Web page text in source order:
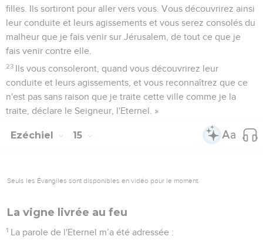
filles. Ils sortiront pour aller vers vous. Vous découvrirez ainsi
leur conduite et leurs agissements et vous serez consolés du
malheur que je fais venir sur Jérusalem, de tout ce que je
fais venir contre elle.
23 Ils vous consoleront, quand vous découvrirez leur
conduite et leurs agissements, et vous reconnaîtrez que ce
n'est pas sans raison que je traite cette ville comme je la
traite, déclare le Seigneur, l'Eternel. »
Ezéchiel 15
Seuls les Évangiles sont disponibles en vidéo pour le moment.
La vigne livrée au feu
1 La parole de l'Eternel m’a été adressée :